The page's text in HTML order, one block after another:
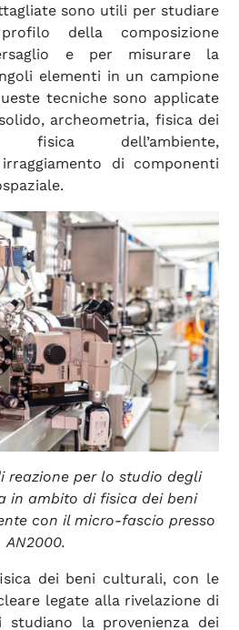
sono utili per studiare
della composizione
e per misurare la
elementi in un campione
tecniche sono applicate
archeometria, fisica dei
dell’ambiente,
di componenti
reazione per lo studio degli
in ambito di fisica dei beni
con il micro-fascio presso
AN2000.
dei beni culturali, con le
legate alla rivelazione di
la provenienza dei